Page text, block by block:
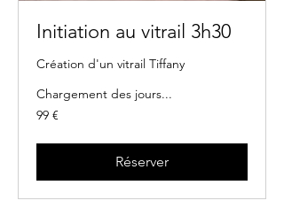
Initiation au vitrail 3h30
Création d'un vitrail Tiffany
Chargement des jours...
99
euros
99 €
Réserver